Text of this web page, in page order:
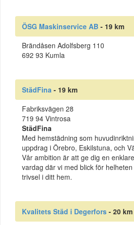
ÖSG Maskinservice AB - 19 km
Brändåsen Adolfsberg 110
692 93 Kumla
StädFina - 19 km
Fabriksvägen 28
719 94 Vintrosa
StädFina
Med hemstädning som
uppdrag i Örebro, Eskilstuna, och
Vår ambition är att ge dig en
vardag där vi med blick för
trivsel i ditt hem.
Kvalitets Städ i Degerfors - 20 km